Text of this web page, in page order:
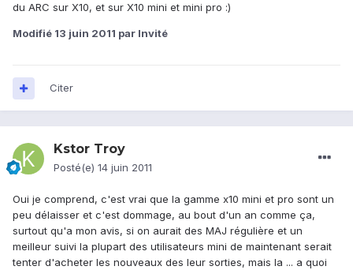
du ARC sur X10, et sur X10 mini et mini pro :)
Modifié 13 juin 2011 par Invité
Citer
Kstor Troy
Posté(e) 14 juin 2011
Oui je comprend, c'est vrai que la gamme x10 mini et pro sont un
peu délaisser et c'est dommage, au bout d'un an comme ça,
surtout qu'a mon avis, si on aurait des MAJ régulière et un
meilleur suivi la plupart des utilisateurs mini de maintenant serait
tenter d'acheter les nouveaux des leur sorties, mais la ... a quoi